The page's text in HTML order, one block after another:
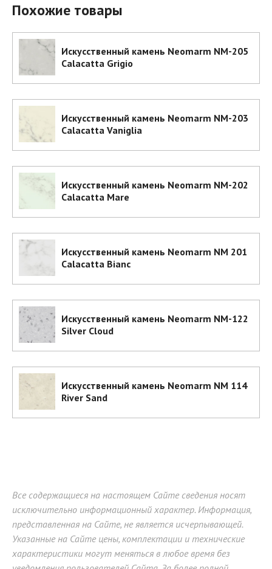
Похожие товары
Искусственный камень Neomarm NM-205
Calacatta Grigio
Искусственный камень Neomarm NM-203
Calacatta Vaniglia
Искусственный камень Neomarm NM-202
Calacatta Mare
Искусственный камень Neomarm NM 201
Calacatta Bianc
Искусственный камень Neomarm NM-122
Silver Cloud
Искусственный камень Neomarm NM 114
River Sand
Все содержащиеся на настоящем Сайте сведения носят
исключительно информационный характер. Информация,
представленная на Сайте, не является исчерпывающей.
Указанные на Сайте цены, комплектации и технические
характеристики могут меняться в любое время без